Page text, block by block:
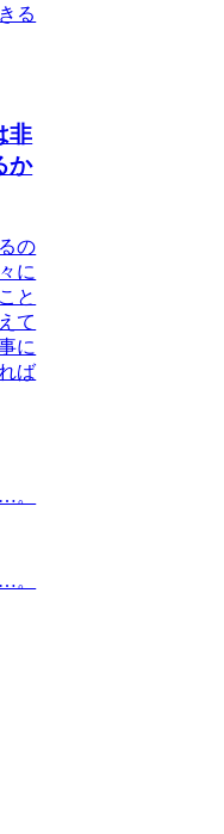
る
非
か
の
に
と
て
に
ば
。
。